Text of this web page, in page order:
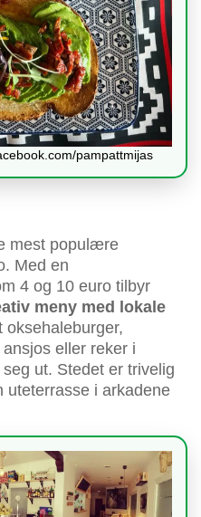
pampattmijas
mest populære
Med en
4 og 10 euro tilbyr
meny med lokale
oksehaleburger,
eller reker i
ut. Stedet er trivelig
uteterrasse i arkadene